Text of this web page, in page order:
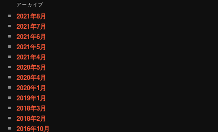
アーカイブ
2021年8月
2021年7月
2021年6月
2021年5月
2021年4月
2020年5月
2020年4月
2020年1月
2019年1月
2018年3月
2018年2月
2016年10月